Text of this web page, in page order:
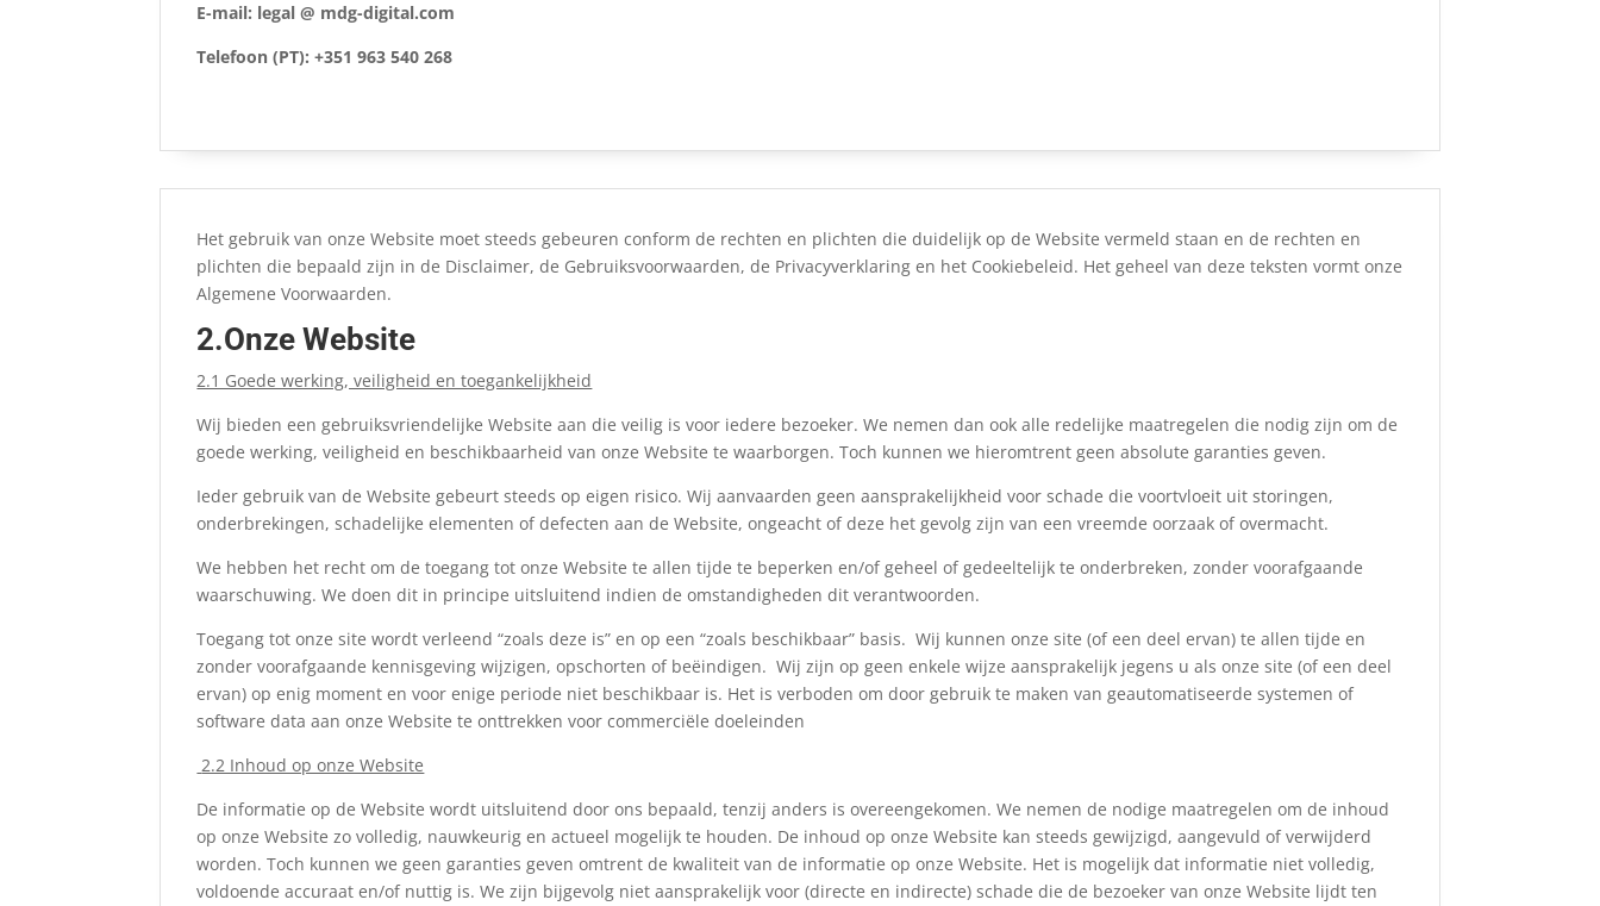
E-mail: legal @ mdg-digital.com
Telefoon (PT): +351 963 540 268
Het gebruik van onze Website moet steeds gebeuren conform de rechten en plichten die duidelijk op de Website vermeld staan en de rechten en
plichten die bepaald zijn in de Disclaimer, de Gebruiksvoorwaarden, de Privacyverklaring en het Cookiebeleid. Het geheel van deze teksten vormt onze
Algemene Voorwaarden.
2.Onze Website
2.1 Goede werking, veiligheid en toegankelijkheid
Wij bieden een gebruiksvriendelijke Website aan die veilig is voor iedere bezoeker. We nemen dan ook alle redelijke maatregelen die nodig zijn om de
goede werking, veiligheid en beschikbaarheid van onze Website te waarborgen. Toch kunnen we hieromtrent geen absolute garanties geven.
Ieder gebruik van de Website gebeurt steeds op eigen risico. Wij aanvaarden geen aansprakelijkheid voor schade die voortvloeit uit storingen,
onderbrekingen, schadelijke elementen of defecten aan de Website, ongeacht of deze het gevolg zijn van een vreemde oorzaak of overmacht.
We hebben het recht om de toegang tot onze Website te allen tijde te beperken en/of geheel of gedeeltelijk te onderbreken, zonder voorafgaande
waarschuwing. We doen dit in principe uitsluitend indien de omstandigheden dit verantwoorden.
Toegang tot onze site wordt verleend “zoals deze is” en op een “zoals beschikbaar” basis. Wij kunnen onze site (of een deel ervan) te allen tijde en
zonder voorafgaande kennisgeving wijzigen, opschorten of beëindigen. Wij zijn op geen enkele wijze aansprakelijk jegens u als onze site (of een deel
ervan) op enig moment en voor enige periode niet beschikbaar is. Het is verboden om door gebruik te maken van geautomatiseerde systemen of
software data aan onze Website te onttrekken voor commerciële doeleinden
2.2 Inhoud op onze Website
De informatie op de Website wordt uitsluitend door ons bepaald, tenzij anders is overeengekomen. We nemen de nodige maatregelen om de inhoud
op onze Website zo volledig, nauwkeurig en actueel mogelijk te houden. De inhoud op onze Website kan steeds gewijzigd, aangevuld of verwijderd
worden. Toch kunnen we geen garanties geven omtrent de kwaliteit van de informatie op onze Website. Het is mogelijk dat informatie niet volledig,
voldoende accuraat en/of nuttig is. We zijn bijgevolg niet aansprakelijk voor (directe en indirecte) schade die de bezoeker van onze Website lijdt ten